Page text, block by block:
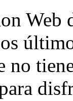
Web
no